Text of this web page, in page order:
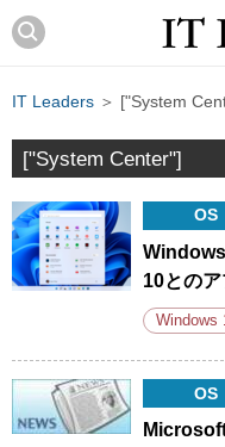
IT Leaders ＞ ["System
["System Center"]
OS
10との
Windows
OS